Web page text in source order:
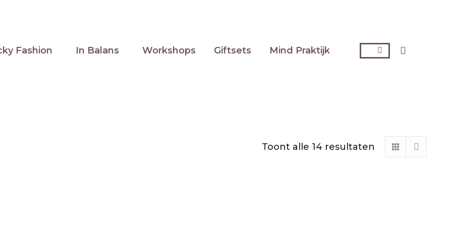
Fashion In Balans Workshops Giftsets Mind Praktijk Zoeken:
Toont alle 14 resultaten Gesorteerd
op